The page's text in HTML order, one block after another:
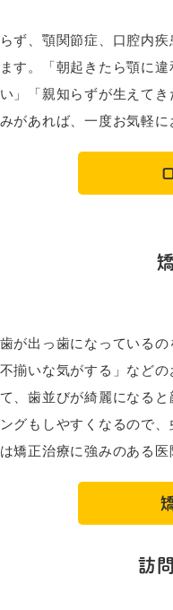
ず、顎関節症、口腔内
す。「朝起きたら顎に
」「親知らずが生えて
があれば、一度お気軽に
歯が出っ歯になっている
揃いな気がする」など
、歯並びが綺麗になる
グもしやすくなるので
矯正治療に強みのある医
訪